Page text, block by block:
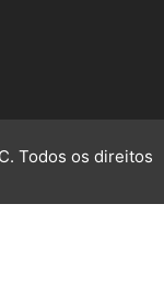
Todos os direitos